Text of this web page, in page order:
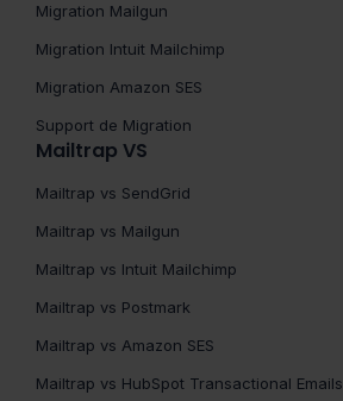
Migration Mailgun
Migration Intuit Mailchimp
Migration Amazon SES
Support de Migration
Mailtrap VS
Mailtrap vs SendGrid
Mailtrap vs Mailgun
Mailtrap vs Intuit Mailchimp
Mailtrap vs Postmark
Mailtrap vs Amazon SES
Mailtrap vs HubSpot Transactional Emails